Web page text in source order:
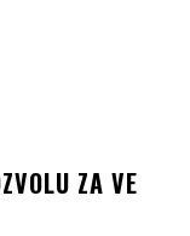
ZA VE